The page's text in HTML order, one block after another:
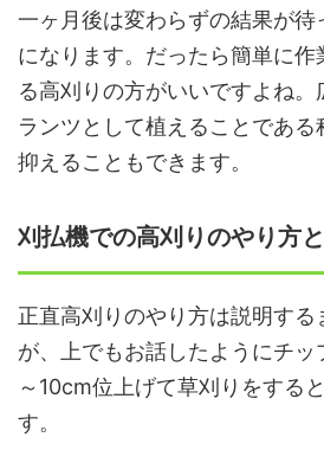
一ヶ月後は変わらずの結果が待
になります。だったら簡単に
る高刈りの方がいいですよね
ランツとして植えることであ
抑えることもできます。
刈払機での高刈りのやり方
正直高刈りのやり方は説明する
が、上でもお話したようにチ
～10cm位上げて草刈りをする
す。